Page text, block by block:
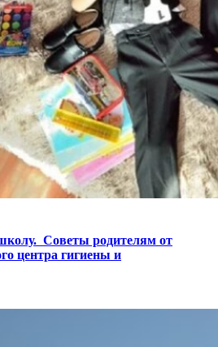
Советы родителям от
центра гигиены и